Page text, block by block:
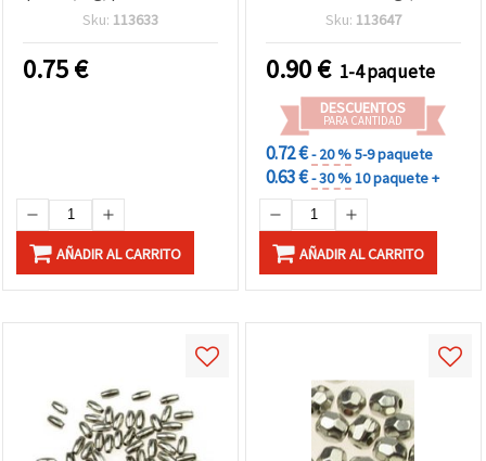
y manualidades
Sku: 113633
0.75€
AÑADIR AL CARRITO
piezas)
Sku: 113647
0.90€ 1-4 paquete
DESCUENTOS
PARA CANTIDAD
0.72 €- 20 %5-9 paquete
0.63 €- 30 %10 paquete +
AÑADIR AL CARRITO